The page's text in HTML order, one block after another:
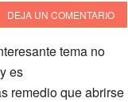
DEJA UN COMENTARIO
tema no
es
remedio que abrirse